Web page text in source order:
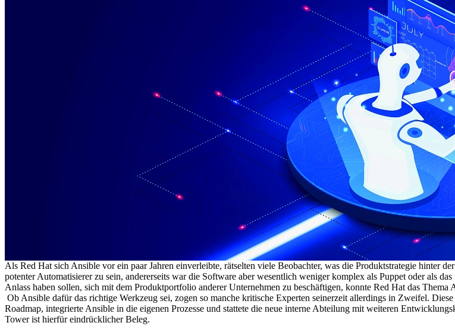
Als Red Hat sich Ansible vor ein paar Jahren einverleibte, rätselten viele Beobachter, was die Produktstrategie hinter
potenter Automatisierer zu sein, andererseits war die Software aber wesentlich weniger komplex als Puppet oder als
Anlass haben sollen, sich mit dem Produktportfolio anderer Unternehmen zu beschäftigen, konnte Red Hat das
Ob Ansible dafür das richtige Werkzeug sei, zogen so manche kritische Experten seinerzeit allerdings in Zweifel.
Roadmap, integrierte Ansible in die eigenen Prozesse und stattete die neue interne Abteilung mit weiteren
Tower ist hierfür eindrücklicher Beleg.